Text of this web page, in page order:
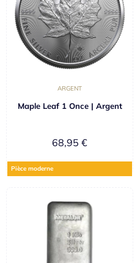
ARGENT
Maple Leaf 1 Once | Argent
68,95 €
Pièce moderne